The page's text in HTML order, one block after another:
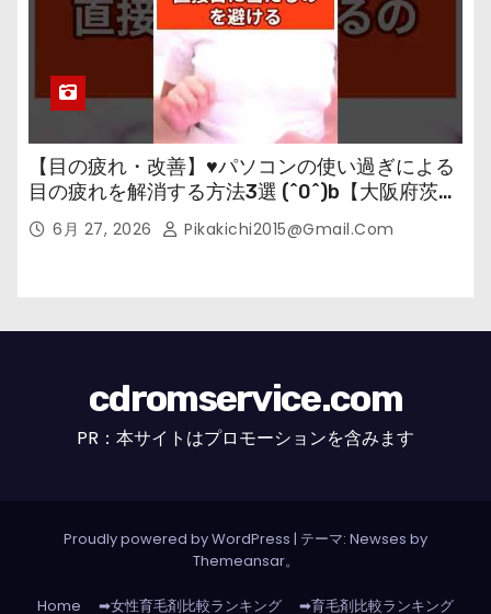
【目の疲れ・改善】♥パソコンの使い過ぎによる
目の疲れを解消する方法3選 (^0^)b【大阪府茨木
市の女性・美容鍼灸・整体師が教えます。】
6月 27, 2026 Pikakichi2015@gmail.com
cdromservice.com
PR：本サイトはプロモーションを含みます
Proudly powered by WordPress | テーマ: Newses by
Themeansar。
Home ➡女性育毛剤比較ランキング ➡育毛剤比較ランキング